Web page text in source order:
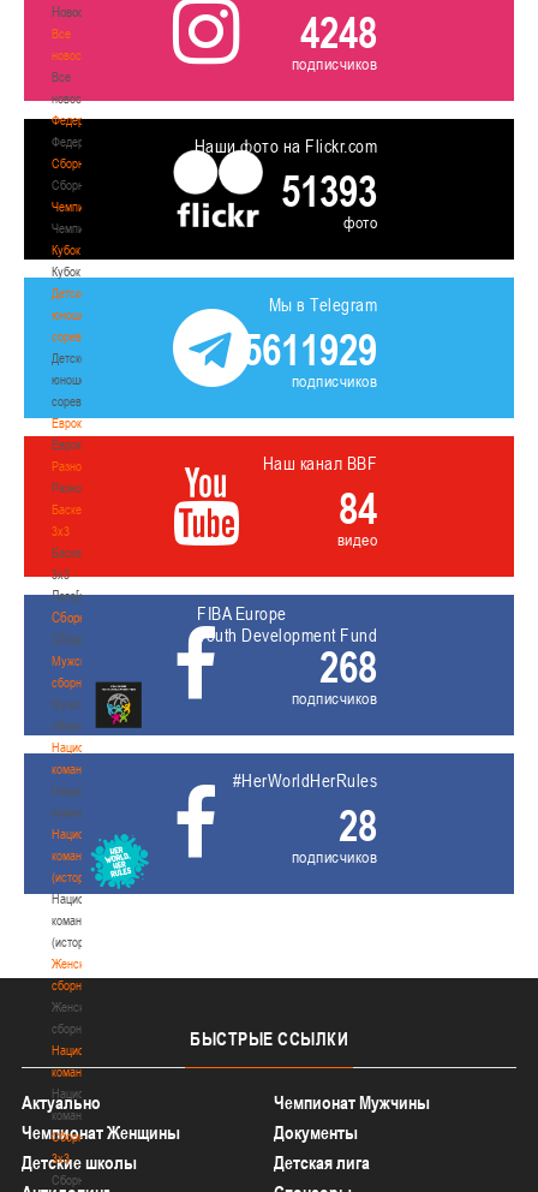
Новости
Все
новости
Все
новости
Федерация
Федерация
Сборные
Сборные
Чемпионат
Чемпионат
Кубок
Кубок
Детско-
юношеские
соревнования
Детско-
юношеские
соревнования
Еврокубки
Еврокубки
Разное
Разное
Баскетбол
3х3
Баскетбол
3х3
Лого[modid=121]
Сборные
Сборные
Мужские
сборные
Мужские
сборные
Национальная
команда
Национальная
команда
Национальная
команда
(история)
Национальная
команда
(история)
Женские
сборные
Женские
сборные
Национальная
команда
Национальная
команда
Сборные
3х3
Сборные
4248
подписчиков
Наши фото на Flickr.com
51393
фото
Мы в Telegram
5611929
подписчиков
Наш канал BBF
84
видео
FIBA Europe
Youth Development Fund
268
подписчиков
#HerWorldHerRules
28
подписчиков
БЫСТРЫЕ ССЫЛКИ
Актуально
Чемпионат Мужчины
Чемпионат Женщины
Документы
Детские школы
Детская лига